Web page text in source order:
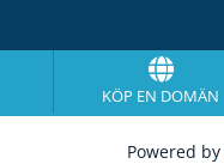
KÖP EN DOMÄN
Powered by